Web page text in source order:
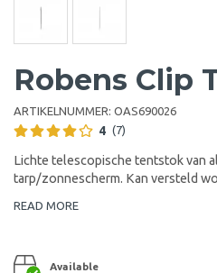
Robens Clip
ARTIKELNUMMER: OAS690026
4 (7)
Lichte telescopische tentstok van
tarp/zonnescherm. Kan versteld
READ MORE
Available